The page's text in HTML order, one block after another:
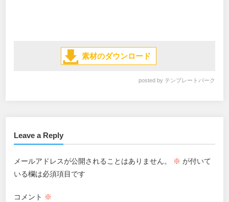
素材のダウンロード
posted by テンプレートパーク
Leave a Reply
メールアドレスが公開されることはありません。 ※ が付いて
いる欄は必須項目です
コメント ※